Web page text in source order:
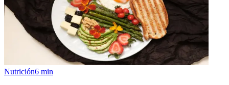
Nutrición6 min